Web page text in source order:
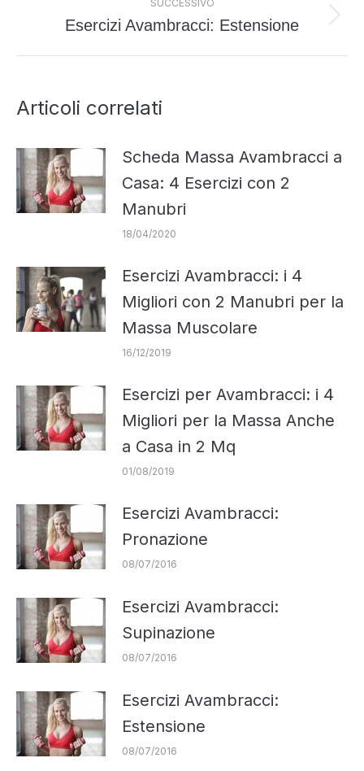
SUCCESSIVO
Prossimo
post:
Esercizi Avambracci: Estensione
Articoli correlati
Scheda Massa Avambracci a
Casa: 4 Esercizi con 2
Manubri
18/04/2020
Esercizi Avambracci: i 4
Migliori con 2 Manubri per la
Massa Muscolare
16/12/2019
Esercizi per Avambracci: i 4
Migliori per la Massa Anche
a Casa in 2 Mq
01/08/2019
Esercizi Avambracci:
Pronazione
08/07/2016
Esercizi Avambracci:
Supinazione
08/07/2016
Esercizi Avambracci:
Estensione
08/07/2016